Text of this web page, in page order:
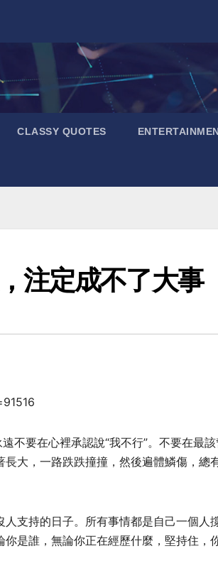
CLASSY QUOTES
注定成不了大事
不要在心裡承認說“我不行”。不要在最
大，一路跌跌撞撞，然後遍體鱗傷，總
支持的日子。所有事情都是自己一個人
是誰，無論你正在經歷什麼，堅持住，